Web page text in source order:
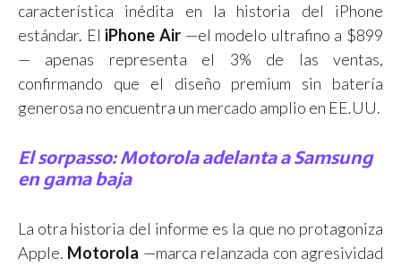
característica inédita en la historia del iPhone
estándar. El iPhone Air—el modelo ultrafino a $899
— apenas representa el 3% de las ventas,
confirmando que el diseño premium sin batería
generosa no encuentra un mercado amplio en EE.UU.
El sorpasso: Motorola adelanta a Samsung
en gama baja
La otra historia del informe es la que no protagoniza
Apple. Motorola —marca relanzada con agresividad